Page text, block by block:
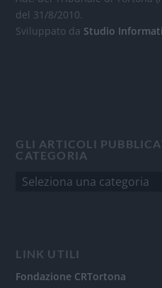
del 31/8/2010.
Sviluppato da Studio
GLI ARTICOLI
CATEGORIA
LINK UTILI
Fondazione CRTortona